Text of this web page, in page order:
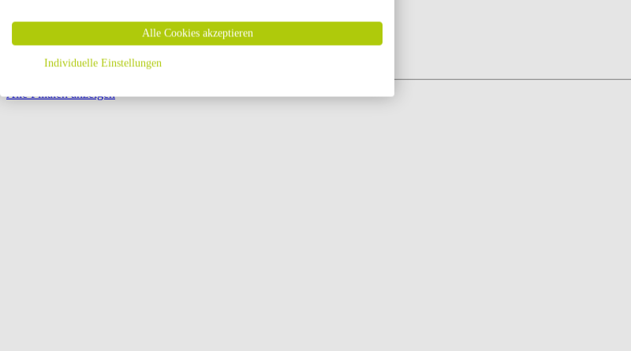
Seite {{ pagination.page }} von {{ pagination.pageCount }}
Alle Filialen anzeigen
Alle Cookies akzeptieren
Individuelle Einstellungen